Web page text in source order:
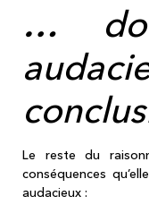
…
Le reste du
conséquences
audacieux :